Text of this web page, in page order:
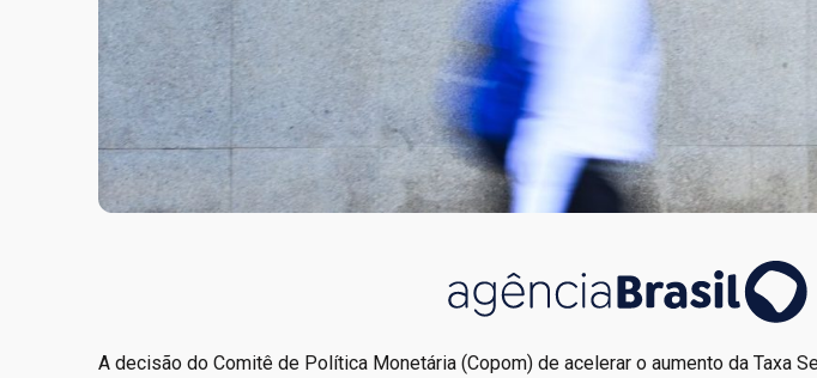
A decisão do Comitê de Política Monetária (Copom) de acelerar o aumento da Taxa